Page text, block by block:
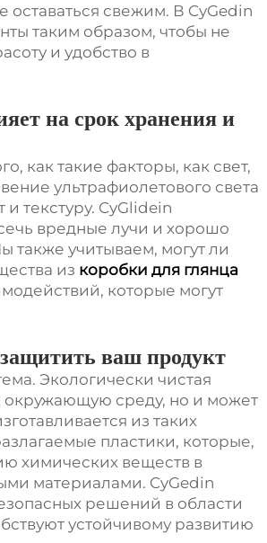
оставаться свежим. В CyGedin
таким образом, чтобы не
и удобство в
на срок хранения и
как такие факторы, как свет,
ультрафиолетового света
текстуру. CyGlidein
вредные лучи и хорошо
также учитываем, могут ли
из коробки для глянца
которые могут
ваш продукт
Экологически чистая
окружающую среду, но и может
из таких
пластики, которые,
химических веществ в
материалами. CyGedin
решений в области
устойчивому развитию